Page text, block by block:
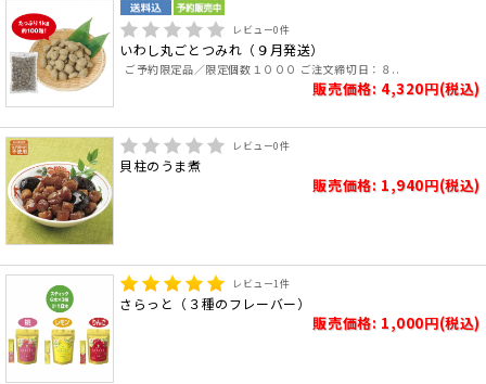
レビュー0件
いわし丸ごとつみれ（９月発送）
ご予約限定品／限定個数１０００ ご注文締切日：８..
販売価格: 4,320円(税込)
レビュー0件
貝柱のうま煮
販売価格: 1,940円(税込)
レビュー1件
さらっと（３種のフレーバー）
販売価格: 1,000円(税込)